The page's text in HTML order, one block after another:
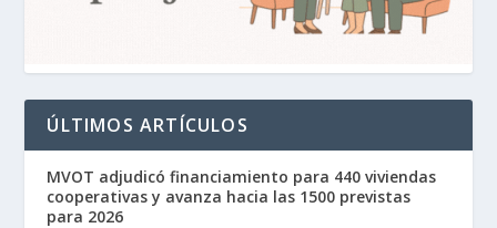
ÚLTIMOS ARTÍCULOS
MVOT adjudicó financiamiento para 440 viviendas
cooperativas y avanza hacia las 1500 previstas
para 2026